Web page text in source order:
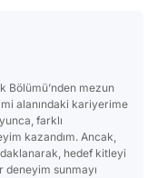
Bölümü’nden mezun
alanındaki kariyerime
farklı
kazandım. Ancak,
hedef kitleyi
sunmayı